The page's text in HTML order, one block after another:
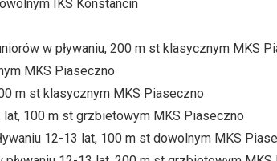
IKS Konstancin
w pływaniu, 200 m st klasycznym MKS
MKS Piaseczno
m st klasycznym MKS Piaseczno
100 m st grzbietowym MKS Piaseczno
12-13 lat, 100 m st dowolnym MKS